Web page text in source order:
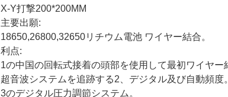
X-Y打撃200*200MM
主要出願:
18650,26800,32650リチウム電池 ワイヤー結合。
利点:
1の中国の回転式接着の頭部を使用して最初ワイヤー
超音波システムを追跡する2、デジタル及び自動頻度。
3のデジタル圧力調節システム。